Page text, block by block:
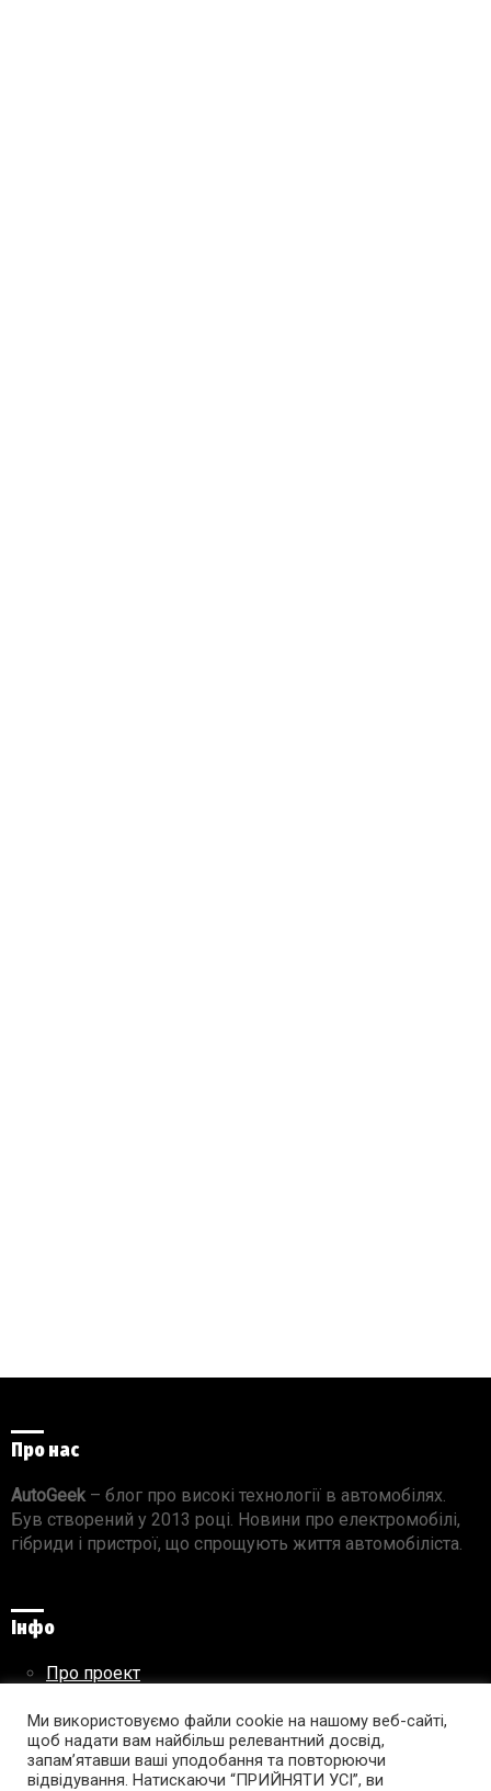
Про нас
AutoGeek – блог про високі технології в автомобілях.
Був створений у 2013 році. Новини про електромобілі,
гібриди і пристрої, що спрощують життя автомобіліста.
Інфо
Про проект
Правила використання матеріалів
Ми використовуємо файли cookie на нашому веб-сайті,
щоб надати вам найбільш релевантний досвід,
запам’ятавши ваші уподобання та повторюючи
відвідування. Натискаючи “ПРИЙНЯТИ УСІ”, ви